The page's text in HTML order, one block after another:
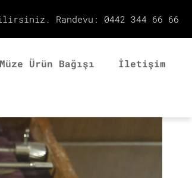
Randevu: 0442 344 66 66
Müze Ürün Bağışı İletişim